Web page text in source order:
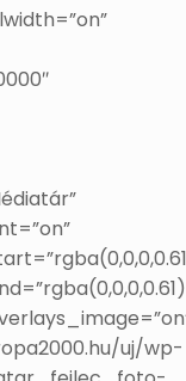
uj/wp-